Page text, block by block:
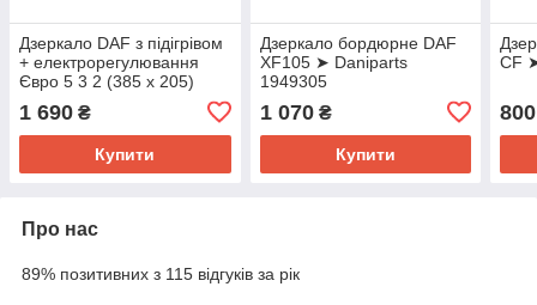
Дзеркало DAF з підігрівом
+ електрорегулювання
Євро 5 3 2 (385 x 205)
1 690 ₴
Купити
Дзеркало бордюрне DAF
XF105 ➤ Daniparts
1949305
1 070₴
Купити
CF
800
Про нас
89% позитивних з 115 відгуків за рік